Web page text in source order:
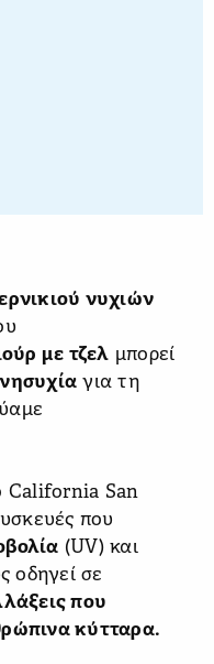
νυχιών
με τζελ μπορεί
για τη
California San
που
(UV) και
οδηγεί σε
που
κύτταρα.